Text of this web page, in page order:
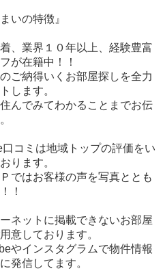
いの特徴』
、業界１０年以上、経験豊富
が在籍中！！
のご納得いくお部屋探しを全力
します。
住んでみてわかることまでお伝
コミは地域トップの評価をい
ります。
Ｐではお客様の声を写真ととも
！
ネットに掲載できないお部屋
意しております。
やインスタグラムで物件情報
発信してます。